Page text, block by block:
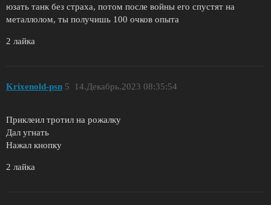
юзать танк без страха, потом после войны его спустят на
металлолом, ты получишь 100 очков опыта
2 лайка
Krixenold-psn 14.Декабрь.2023 08:35:54
5
Приклеил тротил на рожалку
Дал угнать
Нажал кнопку
2 лайка